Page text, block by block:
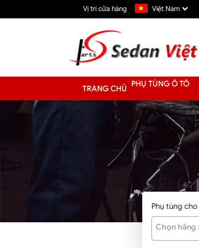
Vị trí cửa hàng
TRANG CHỦ PHỤ TÙNG Ô TÔ
Phụ tùng
Chọn hãng